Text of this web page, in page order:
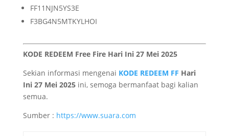
FF11NJN5YS3E
F3BG4N5MTKYLHOI
KODE REDEEM Free Fire Hari Ini 27 Mei 2025
Sekian informasi mengenai KODE REDEEM FF Hari
Ini 27 Mei 2025ini, semoga bermanfaat bagi kalian
semua.
Sumber : https://www.suara.com